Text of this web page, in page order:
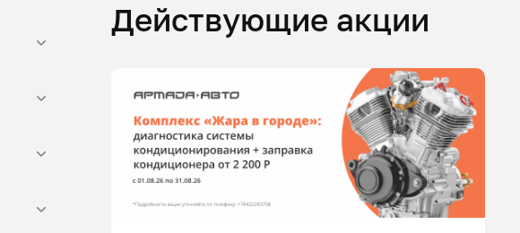
Действующие акции